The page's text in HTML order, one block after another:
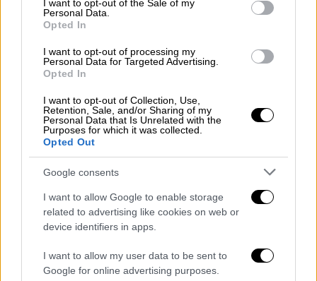
I want to opt-out of the Sale of my
Personal Data.
Opted In
I want to opt-out of processing my
Personal Data for Targeted Advertising.
Opted In
I want to opt-out of Collection, Use,
Retention, Sale, and/or Sharing of my
Personal Data that Is Unrelated with the
Purposes for which it was collected.
Opted Out
Google consents
I want to allow Google to enable storage
related to advertising like cookies on web or
device identifiers in apps.
I want to allow my user data to be sent to
Google for online advertising purposes.
επαγγελματική δουλειά και αφετέρου οι
οικογενειακές υποχρεώσεις δημιουργούν
πρόσθετα προβλήματα».
Στο εισαγωγικό σημείωμα του
μυθιστορήματός της, εξομολογείται πως
«ποτέ δεν μου άρεσε τ' όνομά μου. Σε εσένα
θα συστηθώ με το υποκοριστικό μου,
Agi. Βγαίνει από το Aglaia. Μου το 'βγαλε ο
συμμαθητής μου ο Daniel, γιατί τα
Γερμανάκια δεν μπορούν να προφέρουν το
"γάμα"». Η Αγλαΐα Μπλιούμη σήμερα γνωρίζει
-και παρά τις δυσκολίες λόγω
μεταναστευτικού παρελθόντος- ότι ανήκει
στις/στους τυχερές/ούς αυτής της ζωής και